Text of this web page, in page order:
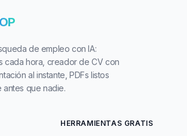
de empleo con IA:
cada hora, creador de CV con
al instante, PDFs listos
antes que nadie.
HERRAMIENTAS GRATIS